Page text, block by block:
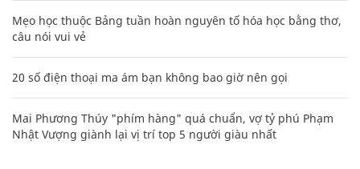
Mẹo học thuộc Bảng tuần hoàn nguyên tố hóa học bằng thơ,
câu nói vui vẻ
20 số điện thoại ma ám bạn không bao giờ nên gọi
Mai Phương Thúy "phím hàng" quá chuẩn, vợ tỷ phú Phạm
Nhật Vượng giành lại vị trí top 5 người giàu nhất